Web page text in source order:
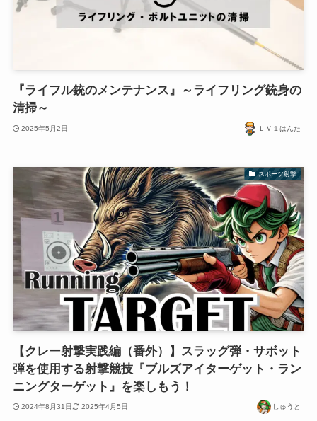
『ライフル銃のメンテナンス』～ライフリング銃身の
清掃～
2025年5月2日 ＬＶ１はんた
スポーツ射撃
【クレー射撃実践編（番外）】スラッグ弾・サボット
弾を使用する射撃競技『ブルズアイターゲット・ラン
ニングターゲット』を楽しもう！
2024年8月31日 2025年4月5日 しゅうと